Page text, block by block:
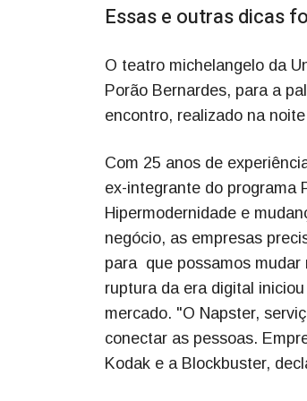
Essas e outras dicas
O teatro michelangelo da
Porão Bernardes, para a
encontro, realizado na
Com 25 anos de
ex-integrante do programa
Hipermodernidade e
negócio, as empresas
para que possamos mudar
ruptura da era digital
mercado. "O Napster,
conectar as pessoas.
Kodak e a Blockbuster,